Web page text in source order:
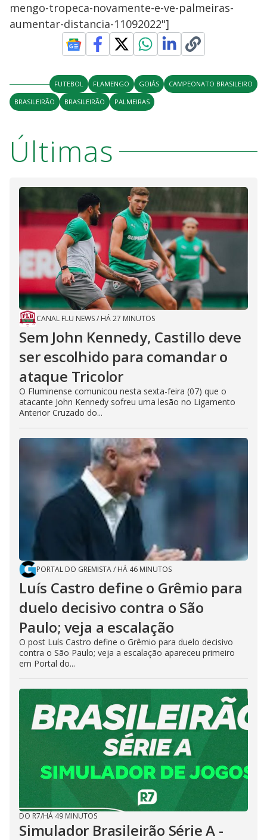
mengo-tropeca-novamente-e-ve-palmeiras-
aumentar-distancia-11092022"]
FUTEBOL FLAMENGO GOIÁS
CAMPEONATO BRASILEIRO
BRASILEIRÃO
BRASILEIRÃO PALMEIRAS
Últimas
CANAL FLU NEWS/ HÁ 27 MINUTOS
Sem John Kennedy, Castillo deve
ser escolhido para comandar o
ataque Tricolor
O Fluminense comunicou nesta sexta-feira (07) que o
atacante John Kennedy sofreu uma lesão no Ligamento
Anterior Cruzado do...
PORTAL DO GREMISTA/ HÁ 46 MINUTOS
Luís Castro define o Grêmio para
duelo decisivo contra o São
Paulo; veja a escalação
O post Luís Castro define o Grêmio para duelo decisivo
contra o São Paulo; veja a escalação apareceu primeiro
em Portal do...
DO R7/HÁ 49 MINUTOS
Simulador Brasileirão Série A -